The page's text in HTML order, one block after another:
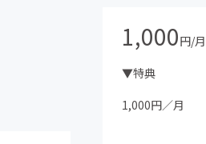
1,000円/月
▼特典
1,000円／月